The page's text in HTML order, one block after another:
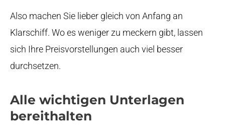
Also machen Sie lieber gleich von Anfang an
Klarschiff. Wo es weniger zu meckern gibt, lassen
sich Ihre Preisvorstellungen auch viel besser
durchsetzen.
Alle wichtigen Unterlagen
bereithalten